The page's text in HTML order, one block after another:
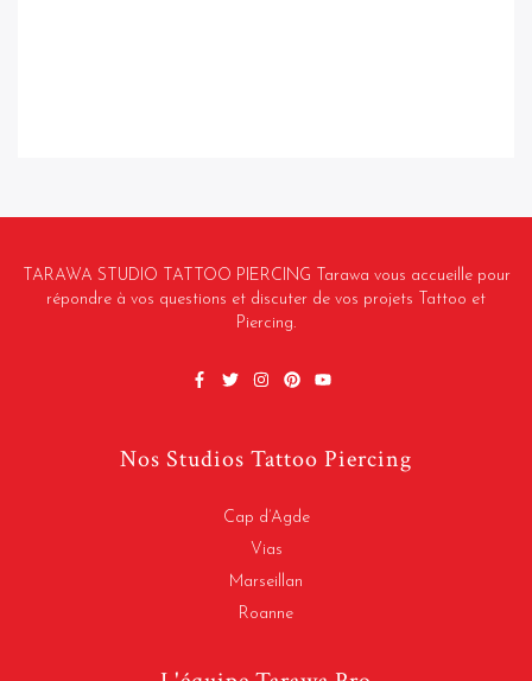
TARAWA STUDIO TATTOO PIERCING Tarawa vous accueille pour
répondre à vos questions et discuter de vos projets Tattoo et
Piercing.
Nos Studios Tattoo Piercing
Cap d’Agde
Vias
Marseillan
Roanne